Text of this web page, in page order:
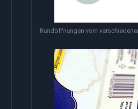
Rundöffnungen vom